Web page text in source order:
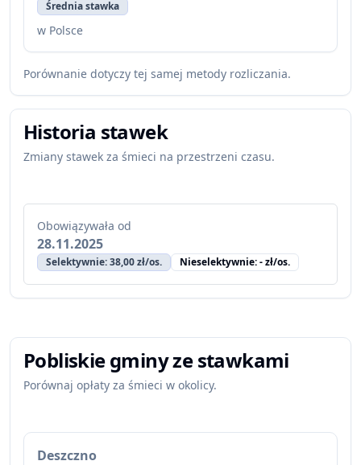
Średnia stawka
w Polsce
Porównanie dotyczy tej samej metody rozliczania.
Historia stawek
Zmiany stawek za śmieci na przestrzeni czasu.
Obowiązywała od
28.11.2025
Selektywnie: 38,00 zł/os. Nieselektywnie: - zł/os.
Pobliskie gminy ze stawkami
Porównaj opłaty za śmieci w okolicy.
Deszczno